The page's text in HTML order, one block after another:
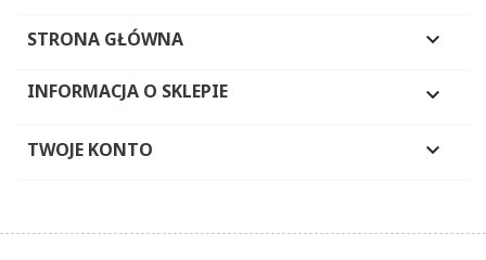
STRONA GŁÓWNA 
INFORMACJA O SKLEPIE 
TWOJE KONTO 